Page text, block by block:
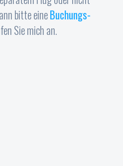
bitte eineBuchungs-
Sie mich an.